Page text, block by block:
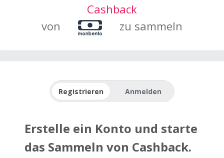
Cashback
von
zu sammeln
Registrieren Anmelden
Erstelle ein Konto und starte
das Sammeln von Cashback.